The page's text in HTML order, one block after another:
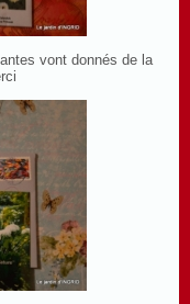
vont donnés de la